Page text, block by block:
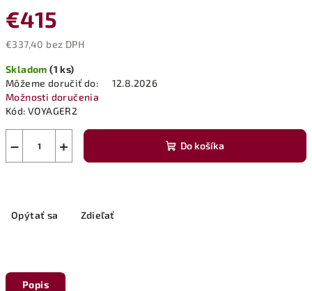
€415
€337,40 bez DPH
cena:
Skladom(1 ks)
Môžeme doručiť do:
12.8.2026
Možnosti doručenia
Kód: VOYAGER2
+
− Do košíka
Opýtať sa Zdieľať
Popis